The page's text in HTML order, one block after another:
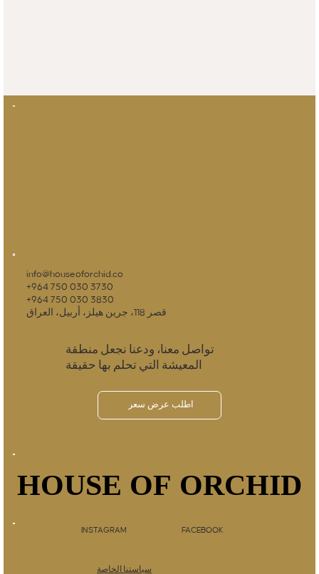
info@houseoforchid.co
+964 750 030 3730
+964 750 030 3830
قصر 118، جرين هيلز، أربيل، العراق
تواصل معنا، ودعنا نجعل منطقة
المعيشة التي تحلم بها حقيقة
اطلب عرض سعر
HOUSE OF ORCHID
HOUSE OF ORCHID
INSTAGRAM FACEBOOK
سياستنا الخاصة